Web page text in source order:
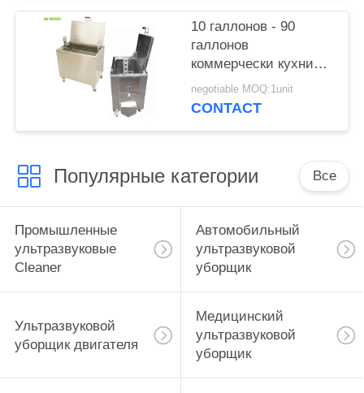
10 галлонов - 90
галлонов
коммерчески кухни
выдерживают танк с
Lockable колесами
negotiable MOQ:1unit
CONTACT
Популярные категории Все
Промышленные
ультразвуковые
Cleaner
Автомобильный
ультразвуковой
уборщик
Ультразвуковой
уборщик двигателя
Медицинский
ультразвуковой
уборщик